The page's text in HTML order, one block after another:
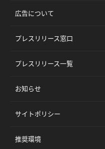
広告について
プレスリリース窓口
プレスリリース一覧
お知らせ
サイトポリシー
推奨環境